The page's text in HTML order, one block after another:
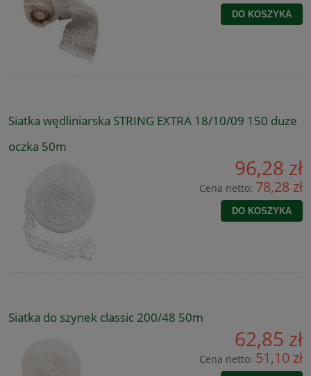
DO KOSZYKA
Siatka wędliniarska STRING EXTRA 18/10/09 150 duze
oczka 50m
96,28 zł
Cena netto: 78,28 zł
DO KOSZYKA
Siatka do szynek classic 200/48 50m
62,85 zł
Cena netto: 51,10 zł